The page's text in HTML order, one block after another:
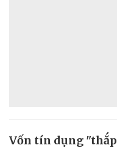
Vốn tín dụng